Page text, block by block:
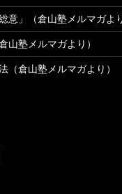
意」（倉山塾メルマガより
山塾メルマガより）
（倉山塾メルマガより）